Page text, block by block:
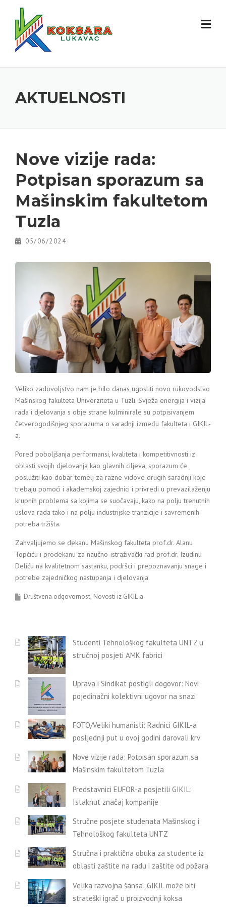
AKTUELNOSTI
Nove vizije rada:
Potpisan sporazum sa
Mašinskim fakultetom
Tuzla
05/06/2024
Veliko zadovoljstvo nam je bilo danas ugostiti novo rukovodstvo
Mašinskog fakulteta Univerziteta u Tuzli. Svježa energija i vizija
rada i djelovanja s obje strane kulminirale su potpisivanjem
četverogodišnjeg sporazuma o saradnji između fakulteta i GIKIL-
a.
Pored poboljšanja performansi, kvaliteta i kompetitivnosti iz
oblasti svojih djelovanja kao glavnih ciljeva, sporazum će
poslužiti kao dobar temelj za razne vidove drugih saradnji koje
trebaju pomoći i akademskoj zajednici i privredi u prevazilaženju
krupnih problema sa kojima se suočavaju, kako na polju trenutnih
uslova rada tako i na polju industrijske tranzicije i savremenih
potreba tržišta.
Zahvaljujemo se dekanu Mašinskog fakulteta prof.dr. Alanu
Topčiću i prodekanu za naučno-istraživački rad prof.dr. Izudinu
Deliću na kvalitetnom sastanku, podršci i prepoznavanju snage i
potrebe zajedničkog nastupanja i djelovanja.
Društvena odgovornost Novosti iz GIKIL-a
Studenti Tehnološkog fakulteta UNTZ u
stručnoj posjeti AMK fabrici
Uprava i Sindikat postigli dogovor: Novi
pojedinačni kolektivni ugovor na snazi
FOTO/Veliki humanisti: Radnici GIKIL-a
posljednji put u ovoj godini darovali krv
Nove vizije rada: Potpisan sporazum sa
Mašinskim fakultetom Tuzla
Predstavnici EUFOR-a posjetili GIKIL:
Istaknut značaj kompanije
Stručne posjete studenata Mašinskog i
Tehnološkog fakulteta UNTZ
Stručna i praktična obuka za studente iz
oblasti zaštite na radu i zaštite od požara
Velika razvojna šansa: GIKIL može biti
strateški igrač u proizvodnji koksa